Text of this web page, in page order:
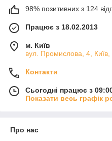
98% позитивних з 124
Працює з 18.02.2013
м. Київ
вул. Промислова, 4, Київ,
Контакти
Сьогодні працює з
Показати весь графік
Про нас